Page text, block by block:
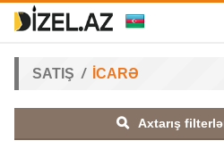
SATIŞ İCARƏ
Axtarış